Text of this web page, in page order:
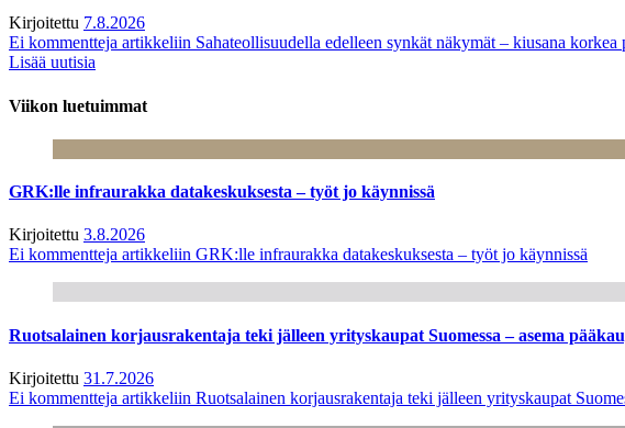
Kirjoitettu 7.8.2026
Ei kommentteja artikkeliin Sahateollisuudella edelleen synkät näkymät – kiusana
Lisää uutisia
Viikon luetuimmat
GRK:lle infraurakka datakeskuksesta – työt jo käynnissä
Kirjoitettu 3.8.2026
Ei kommentteja artikkeliin GRK:lle infraurakka datakeskuksesta – työt jo käynnissä
Ruotsalainen korjausrakentaja teki jälleen yrityskaupat Suomessa – asema
Kirjoitettu 31.7.2026
Ei kommentteja artikkeliin Ruotsalainen korjausrakentaja teki jälleen yrityskaupat